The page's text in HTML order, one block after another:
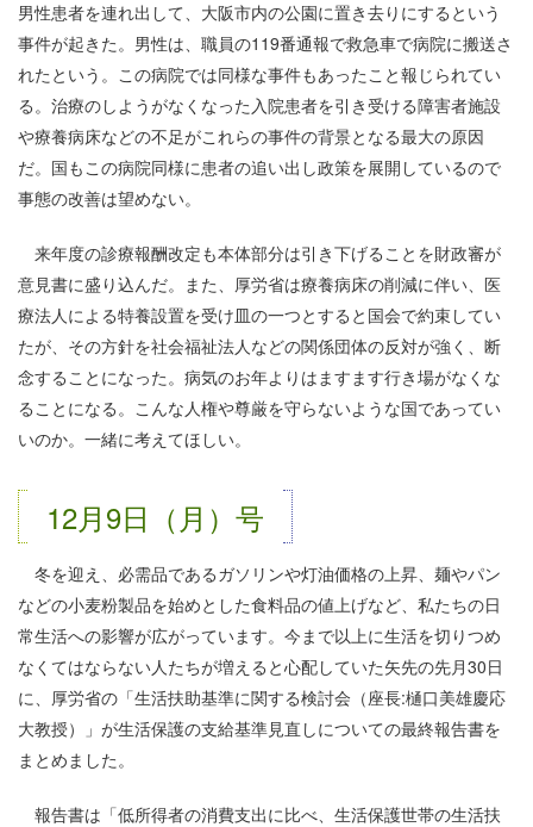
男性患者を連れ出して、大阪市内の公園に置き去りにするという
事件が起きた。男性は、職員の119番通報で救急車で病院に搬送さ
れたという。この病院では同様な事件もあったこと報じられてい
る。治療のしようがなくなった入院患者を引き受ける障害者施設
や療養病床などの不足がこれらの事件の背景となる最大の原因
だ。国もこの病院同様に患者の追い出し政策を展開しているので
事態の改善は望めない。
来年度の診療報酬改定も本体部分は引き下げることを財政審が
意見書に盛り込んだ。また、厚労省は療養病床の削減に伴い、医
療法人による特養設置を受け皿の一つとすると国会で約束してい
たが、その方針を社会福祉法人などの関係団体の反対が強く、断
念することになった。病気のお年よりはますます行き場がなくな
ることになる。こんな人権や尊厳を守らないような国であってい
いのか。一緒に考えてほしい。
12月9日（月）号
冬を迎え、必需品であるガソリンや灯油価格の上昇、麺やパン
などの小麦粉製品を始めとした食料品の値上げなど、私たちの日
常生活への影響が広がっています。今まで以上に生活を切りつめ
なくてはならない人たちが増えると心配していた矢先の先月30日
に、厚労省の「生活扶助基準に関する検討会（座長:樋口美雄慶応
大教授）」が生活保護の支給基準見直しについての最終報告書を
まとめました。
報告書は「低所得者の消費支出に比べ、生活保護世帯の生活扶